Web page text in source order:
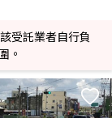
受託業者自行負
。